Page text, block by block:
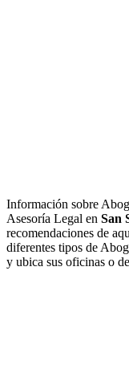
Información sobre
Asesoría Legal en San
recomendaciones de
diferentes tipos de
y ubica sus oficinas o